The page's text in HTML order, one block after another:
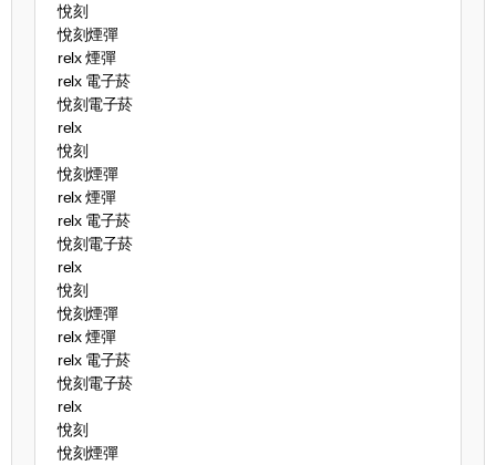
悅刻
悅刻煙彈
relx 煙彈
relx 電子菸
悅刻電子菸
relx
悅刻
悅刻煙彈
relx 煙彈
relx 電子菸
悅刻電子菸
relx
悅刻
悅刻煙彈
relx 煙彈
relx 電子菸
悅刻電子菸
relx
悅刻
悅刻煙彈